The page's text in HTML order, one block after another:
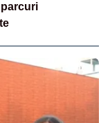
parcuri